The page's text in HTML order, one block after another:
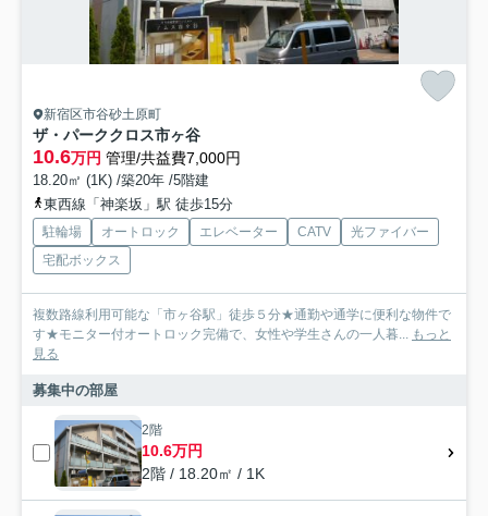
新宿区市谷砂土原町
ザ・パーククロス市ヶ谷
10.6万円 管理/共益費7,000円
18.20㎡ (1K) /築20年 /5階建
東西線「神楽坂」駅 徒歩15分
駐輪場 オートロック エレベーター CATV
光ファイバー
宅配ボックス
複数路線利用可能な「市ヶ谷駅」徒歩５分★通勤や通学に便利な物件で
す★モニター付オートロック完備で、女性や学生さんの一人暮... もっと
見る
募集中の部屋
2階
10.6万円
2階 / 18.20㎡ / 1K